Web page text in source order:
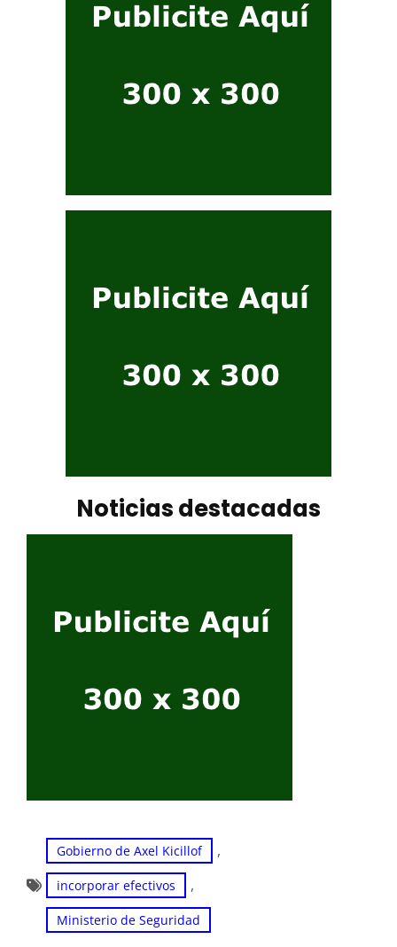
Noticias destacadas
Gobierno de Axel Kicillof ,
incorporar efectivos ,
Ministerio de Seguridad